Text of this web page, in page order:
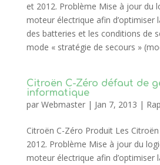
et 2012. Problème Mise à jour du
moteur électrique afin d’optimiser
des batteries et les conditions de
mode « stratégie de secours »
Citroën C-Zéro défaut de
informatique
par Webmaster| Jan 7, 2013 |
Citroën C-Zéro Produit Les
2012. Problème Mise à jour du
moteur électrique afin d’optimiser